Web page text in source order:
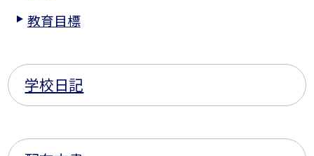
教育目標
学校日記